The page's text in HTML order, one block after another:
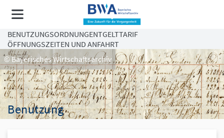
BENUTZUNGSORDNUNGENTGELTTARIF
ÖFFNUNGSZEITEN UND ANFAHRT
© Bayerisches Wirtschaftsarchiv
Benutzung